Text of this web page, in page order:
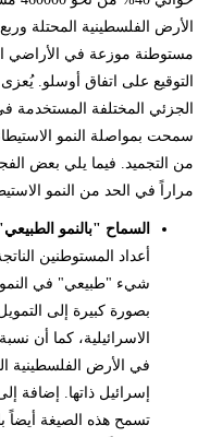
التوقيع على اتفاق أوسلو.
الجزئي المختلفة
سمحت بمواصلة النمو
من التجميد. فيما يلي بعض
مراراً في الحد من النمو
السماح "بالنمو
أعداد المستوطنين
شيء "طبيعي" في النمو
بصورة كبيرة إلى
الاسرائيلية، كما أن
في الأرض الفلسطينية
إسرائيل ذاتها. إضافة
تسمح هذه الصيغة أيضاً